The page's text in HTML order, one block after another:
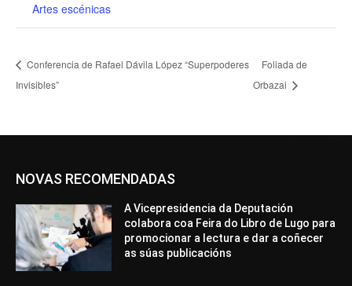
Artes escénicas
Conferencia de Rafael Dávila López “Superpoderes
Invisibles”
Foliada de
Orbazai
NOVAS RECOMENDADAS
A Vicepresidencia da Deputación
colabora coa Feira do Libro de Lugo para
promocionar a lectura e dar a coñecer
as súas publicacións